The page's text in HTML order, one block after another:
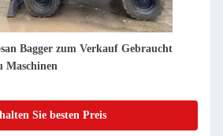
Bagger zum Verkauf Gebraucht
Sie besten Preis